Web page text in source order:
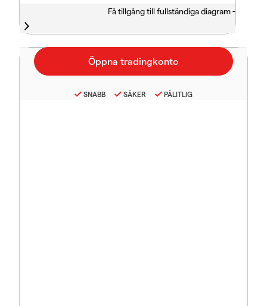
Få tillgång till fullständiga diagram -
SNABB SÄKER PÅLITLIG